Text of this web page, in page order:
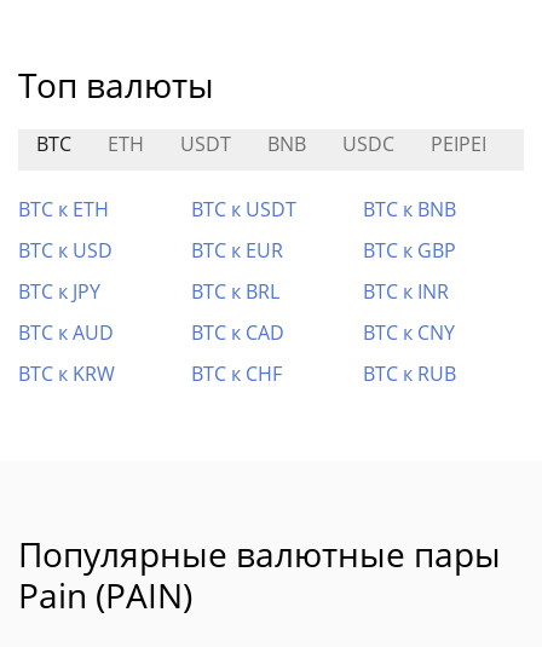
Топ валюты
BTC ETH USDT BNB USDC PEIPEI
BTC к ETH BTC к USDT
BTC к BNB
BTC к USD
BTC к EUR
BTC к GBP
BTC к JPY
BTC к BRL
BTC к INR
BTC к AUD
BTC к CAD
BTC к CNY
BTC к KRW
BTC к CHF BTC к RUB
Популярные валютные пары
Pain (PAIN)